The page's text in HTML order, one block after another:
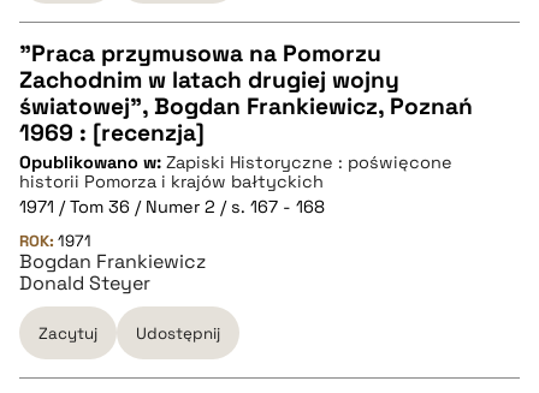
pobierz cytat
CZYSTY TEKST
pobierz cytat
BIBTEX
pobierz cytat
"Praca przymusowa na Pomorzu
Zachodnim w latach drugiej wojny
światowej", Bogdan Frankiewicz, Poznań
1969 : [recenzja]
Opublikowano w: Zapiski Historyczne : poświęcone
historii Pomorza i krajów bałtyckich
1971 / Tom 36 / Numer 2 / s. 167 - 168
ROK: 1971
Bogdan Frankiewicz
Donald Steyer
Zacytuj Udostępnij